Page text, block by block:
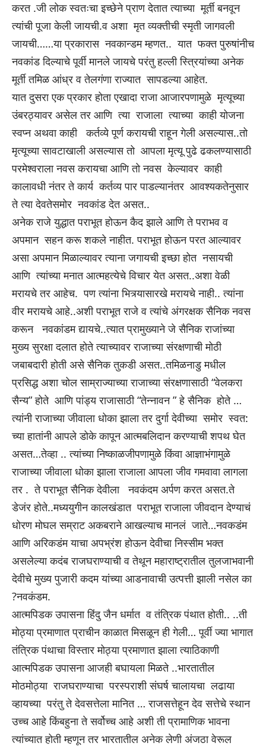
करत .जी लोक स्वतःचा इच्छेने प्राण देतात त्याच्या मूर्ती बनवून
त्यांची पूजा केली जायची.व अशा मृत व्यक्तीची स्मृती जागवली
जायची……या प्रकारास नवकान्डम म्हणत.. यात फक्त पुरुषांनीच
नवकांड दिल्याचे पूर्वी मानले जायचे परंतु हल्ली स्त्रियांच्या अनेक
मूर्ती तमिळ आंध्र व तेलगंणा राज्यात सापडल्या आहेत.
यात दुसरा एक प्रकार होता एखादा राजा आजारपणामुळे मृत्यूच्या
उंबरठ्यावर असेल तर आणि त्या राजाला त्याच्या काही योजना
स्वप्न अथवा काही कर्तव्ये पूर्ण करायची राहून गेली असल्यास..तो
मृत्यूच्या सावटाखाली असल्यास तो आपला मृत्यू पुढे ढकलण्यासाठी
परमेश्वराला नवस करायचा आणि तो नवस केल्यावर काही
कालावधी नंतर ते कार्य कर्तव्य पार पाडल्यानंतर आवश्यकतेनुसार
ते त्या देवतेसमोर नवकांड देत असत..
अनेक राजे युद्धात पराभूत होऊन कैद झाले आणि ते पराभव व
अपमान सहन करू शकले नाहीत. पराभूत होऊन परत आल्यावर
असा अपमान मिळाल्यावर त्याना जगायची इच्छा होत नसायची
आणि त्यांच्या मनात आत्महत्येचे विचार येत असत..अशा वेळी
मरायचे तर आहेच. पण त्यांना भित्र्यासारखे मरायचे नाही.. त्यांना
वीर मरायचे आहे..अशी पराभूत राजे व त्यांचे अंगरक्षक सैनिक नवस
करून नवकांडम द्यायचे..त्यात प्रामुख्याने जे सैनिक राजांच्या
मुख्य सुरक्षा दलात होते त्याच्यावर राजाच्या संरक्षणाची मोठी
जबाबदारी होती असे सैनिक तुकडी असत..तमिळनाडु मधील
प्रसिद्ध अशा चोल साम्राज्याच्या राजाच्या संरक्षणासाठी “वेलकरा
सैन्य” होते आणि पांड्य राजासाठी “तेन्नावन ” हे सैनिक होते …
त्यांनी राजाच्या जीवाला धोका झाला तर दुर्गा देवीच्या समोर स्वत:
च्या हातांनी आपले डोके कापून आत्मबलिदान करण्याची शपथ घेत
असत…तेव्हा .. त्यांच्या निष्काळजीपणामुळे किंवा आज्ञाभंगामुळे
राजाच्या जीवाला धोका झाला राजाला आपला जीव गमवावा लागला
तर . ते पराभूत सैनिक देवीला नवकंदम अर्पण करत असत.ते
डेजंर होते..मध्ययुगीन कालखंडात पराभूत राजाला जीवदान देण्याचं
धोरण मोघल सम्राट अकबराने आखल्याच मानलं जाते…नवकडंम
आणि अरिकडंम याचा अपभ्रंश होऊन देवीचा निस्सीम भक्त
असलेल्या कदंब राजघराण्याची व तेथून महाराष्ट्रातील तुलजाभवानी
देवीचे मुख्य पुजारी कदम यांच्या आडनावाची उत्पत्ती झाली नसेल का
?नवकंडम.
आत्मपिडक उपासना हिंदु जैन धर्मात व तंत्रिक पंथात होती.. ..ती
मोठ्या प्रमाणात प्राचीन काळात मिसळून ही गेली… पूर्वी ज्या भागात
तंत्रिक पंथाचा विस्तार मोठ्या प्रमाणात झाला त्याठिकाणी
आत्मपिडक उपासना आजही बघायला मिळते ..भारतातील
मोठमोठ्या राजघराण्याचा परस्पराशी संघर्ष चालायचा लढाया
व्हायच्या परंतु ते देवसत्तेला मानित … राजसत्तेहून देव सत्तेचे स्थान
उच्च आहे किंबहुना ते सर्वोच्च आहे अशी ती प्रामाणिक भावना
त्यांच्यात होती म्हणून तर भारतातील अनेक लेणी अंजठा वेरूल